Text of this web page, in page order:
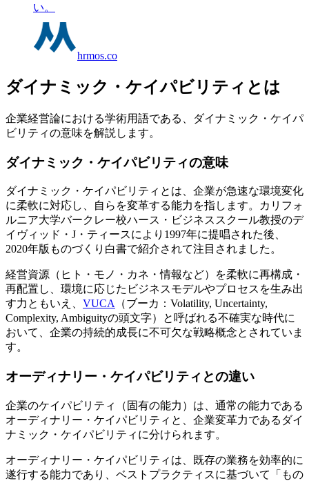
い。
hrmos.co
ダイナミック・ケイパビリティとは
企業経営論における学術用語である、ダイナミック・ケイパ
ビリティの意味を解説します。
ダイナミック・ケイパビリティの意味
ダイナミック・ケイパビリティとは、企業が急速な環境変化
に柔軟に対応し、自らを変革する能力を指します。カリフォ
ルニア大学バークレー校ハース・ビジネススクール教授のデ
イヴィッド・J・ティースにより1997年に提唱された後、
2020年版ものづくり白書で紹介されて注目されました。
経営資源（ヒト・モノ・カネ・情報など）を柔軟に再構成・
再配置し、環境に応じたビジネスモデルやプロセスを生み出
す力ともいえ、 VUCA （ブーカ：Volatility, Uncertainty,
Complexity, Ambiguityの頭文字）と呼ばれる不確実な時代に
おいて、企業の持続的成長に不可欠な戦略概念とされていま
す。
オーディナリー・ケイパビリティとの違い
企業のケイパビリティ（固有の能力）は、通常の能力である
オーディナリー・ケイパビリティと、企業変革力であるダイ
ナミック・ケイパビリティに分けられます。
オーディナリー・ケイパビリティは、既存の業務を効率的に
遂行する能力であり、ベストプラクティスに基づいて「もの